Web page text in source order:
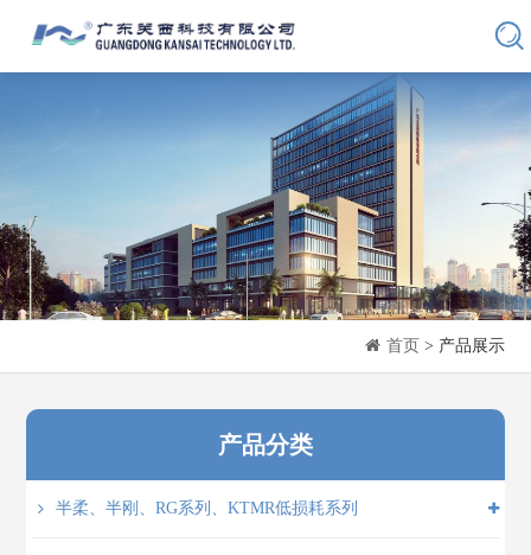
首页 > 产品展示
产品分类
半柔、半刚、RG系列、KTMR低损耗系列